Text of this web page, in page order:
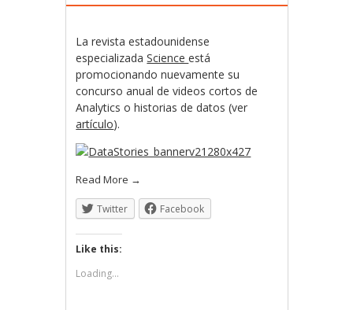
La revista estadounidense
especializadaScienceestá
promocionando nuevamente su
concurso anual de videos cortos de
Analytics o historias de datos (ver
artículo).
Read More →
Twitter Facebook
Like this:
Loading...